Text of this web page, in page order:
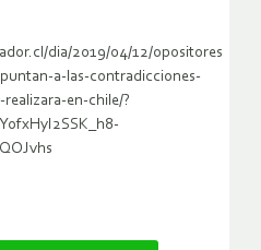
dia/2019/04/12/opositores
a-las-contradicciones-
en-chile/?